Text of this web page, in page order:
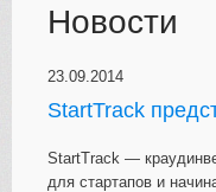
Новости
23.09.2014
StartTrack
StartTrack —
для стартапов и